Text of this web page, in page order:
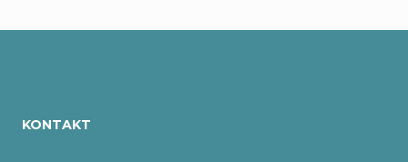
KONTAKT